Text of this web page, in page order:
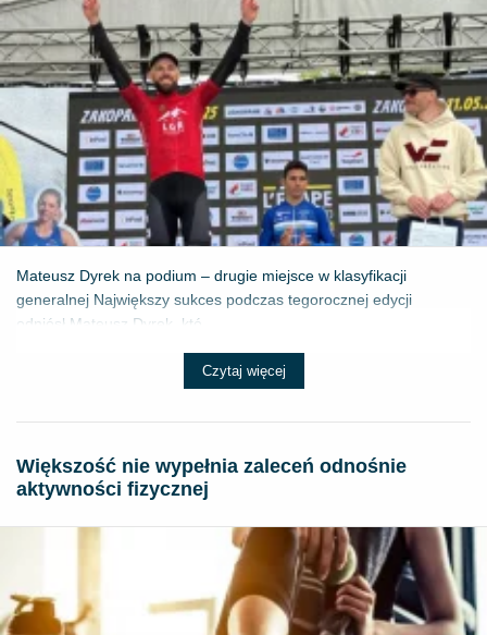
Mateusz Dyrek na podium – drugie miejsce w klasyfikacji
generalnej Największy sukces podczas tegorocznej edycji
odniósł Mateusz Dyrek, któ...
Czytaj więcej
Większość nie wypełnia zaleceń odnośnie
aktywności fizycznej